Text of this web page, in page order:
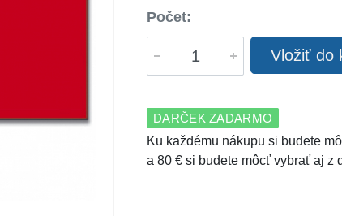
Počet:
Vložiť do
DARČEK ZADARMO
Ku každému nákupu si budete
a 80 € si budete môcť vybrať aj z